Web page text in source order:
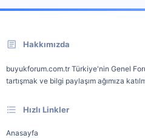
Hakkımızda
buyukforum.com.tr Türkiye'nin Genel
tartışmak ve bilgi paylaşım ağımıza
Hızlı Linkler
Anasayfa